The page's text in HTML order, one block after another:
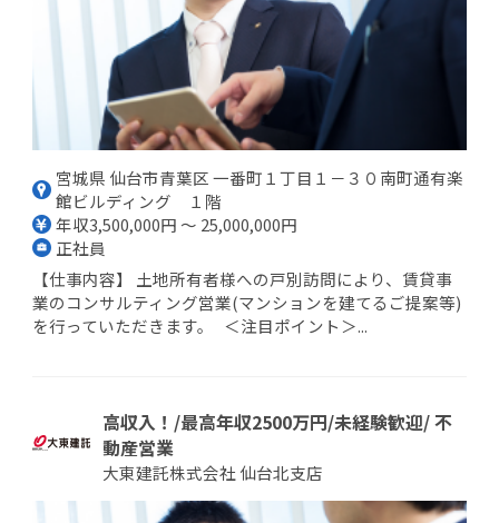
宮城県 仙台市青葉区 一番町１丁目１－３０南町通有楽
館ビルディング １階
年収3,500,000円 ～ 25,000,000円
正社員
【仕事内容】 土地所有者様への戸別訪問により、賃貸事
業のコンサルティング営業(マンションを建てるご提案等)
を行っていただきます。 ＜注目ポイント＞...
高収入！/最高年収2500万円/未経験歓迎/ 不
動産営業
大東建託株式会社 仙台北支店